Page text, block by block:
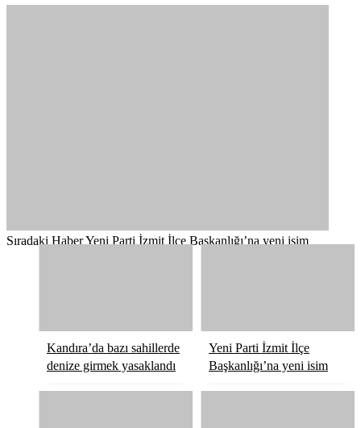
Sıradaki HaberYeni Parti İzmit İlçe Başkanlığı’na yeni isim
Kandıra’da bazı sahillerde
denize girmek yasaklandı
Yeni Parti İzmit İlçe
Başkanlığı’na yeni isim